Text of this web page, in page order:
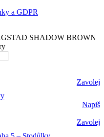
a GDPR
Zavolej
Napiš
Zavolej